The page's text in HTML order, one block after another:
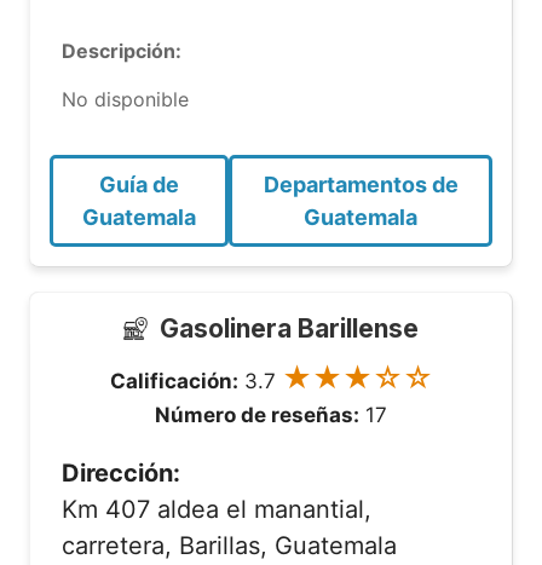
Descripción:
No disponible
Guía de
Guatemala
Departamentos de
Guatemala
Gasolinera Barillense
Calificación: 3.7 ★★★☆☆
Número de reseñas: 17
Dirección:
Km 407 aldea el manantial,
carretera, Barillas, Guatemala